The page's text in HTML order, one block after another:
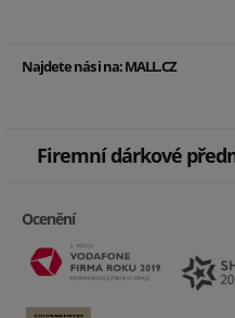
Najdete nás i na:MALL.CZ
Firemní dárkové
Ocenění